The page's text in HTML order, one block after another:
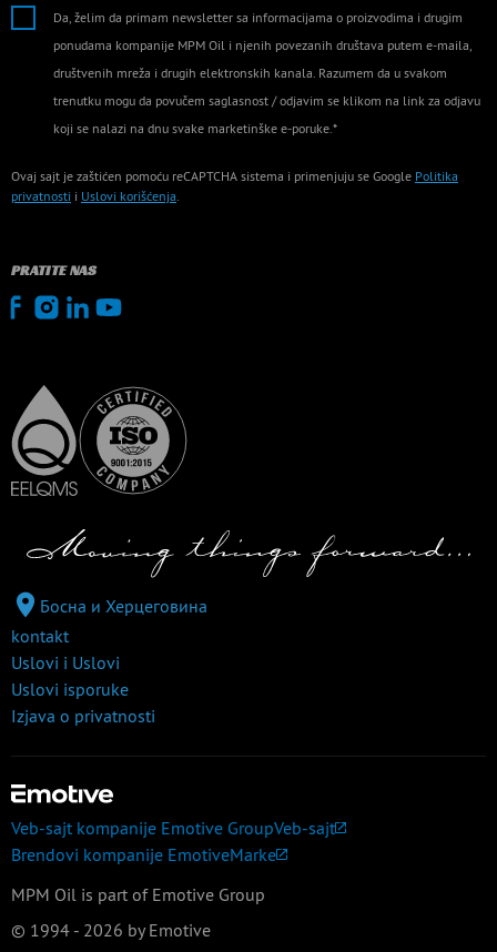
Da, želim da primam newsletter sa informacijama o proizvodima i drugim
ponudama kompanije MPM Oil i njenih povezanih društava putem e-maila,
društvenih mreža i drugih elektronskih kanala. Razumem da u svakom
trenutku mogu da povučem saglasnost / odjavim se klikom na link za odjavu
koji se nalazi na dnu svake marketinške e-poruke.*
Ovaj sajt je zaštićen pomoću reCAPTCHA sistema i primenjuju se Google Politika
privatnosti i Uslovi korišćenja.
PRATITE NAS
Босна и Херцеговина
kontakt
Uslovi i Uslovi
Uslovi isporuke
Izjava o privatnosti
Veb-sajt kompanije Emotive GroupVeb-sajt
Brendovi kompanije EmotiveMarke
MPM Oil is part of Emotive Group
© 1994 - 2026 by Emotive